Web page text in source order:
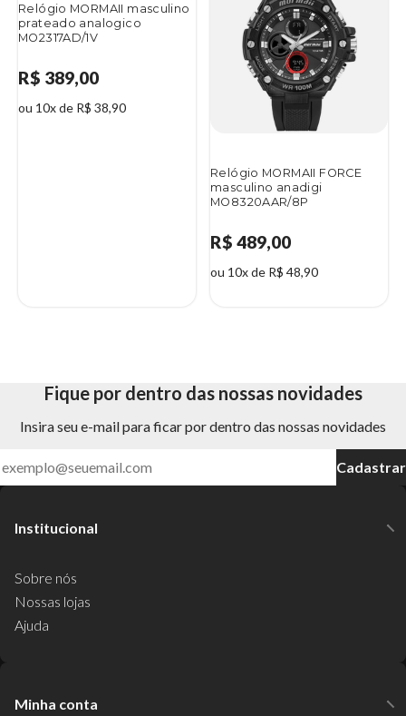
Relógio MORMAII masculino
prateado analogico
MO2317AD/1V
R$ 389,00
ou 10x de R$ 38,90
Relógio MORMAII FORCE
masculino anadigi
MO8320AAR/8P
R$ 489,00
ou 10x de R$ 48,90
Fique por dentro das nossas novidades
Insira seu e-mail para ficar por dentro das nossas novidades
Cadastrar
Institucional
Sobre nós
Nossas lojas
Ajuda
Minha conta